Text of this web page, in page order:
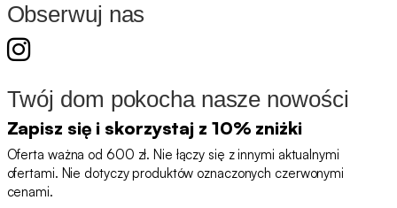
Obserwuj nas
Twój dom pokocha nasze nowości
Zapisz się i skorzystaj z 10% zniżki
Oferta ważna od 600 zł. Nie łączy się z innymi aktualnymi
ofertami. Nie dotyczy produktów oznaczonych czerwonymi
cenami.